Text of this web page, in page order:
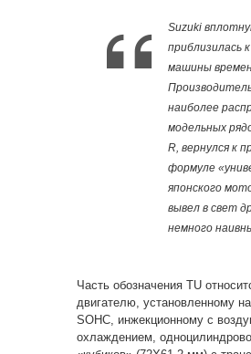
Suzuki
приблизилась
машины
наиболее
модельных
R, вернулся к
формуле
японского
вывел в свет
немного
Часть обозначения TU
двигателю, установленному
SOHC, инжекционному с
охлаждением,